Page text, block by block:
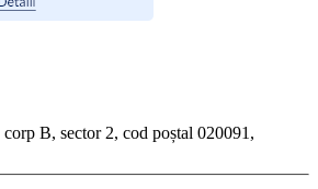
B, sector 2, cod poștal 020091,